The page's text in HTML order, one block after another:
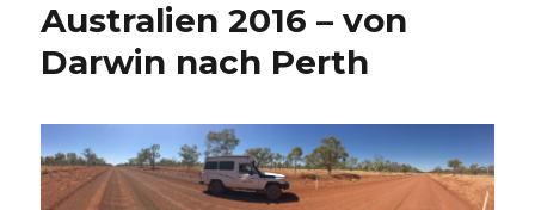
Australien 2016 – von
Darwin nach Perth